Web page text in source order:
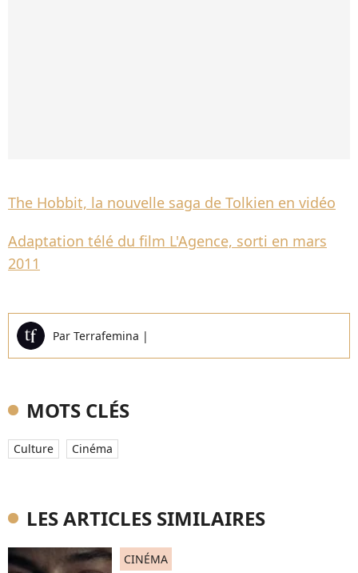
The Hobbit, la nouvelle saga de Tolkien en vidéo
Adaptation télé du film L'Agence, sorti en mars
2011
Par Terrafemina |
MOTS CLÉS
Culture Cinéma
LES ARTICLES SIMILAIRES
CINÉMA